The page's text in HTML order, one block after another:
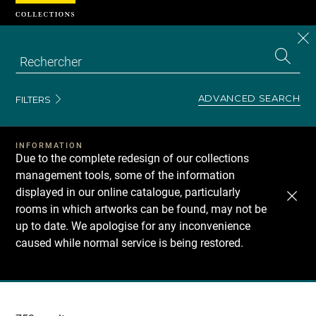
FILTERS ADVANCED SEARCH
INFORMATION
Due to the complete redesign of our collections
management tools, some of the information
displayed in our online catalogue, particularly
rooms in which artworks can be found, may not be
up to date. We apologise for any inconvenience
caused while normal service is being restored.
Recherche
Cookies management panel